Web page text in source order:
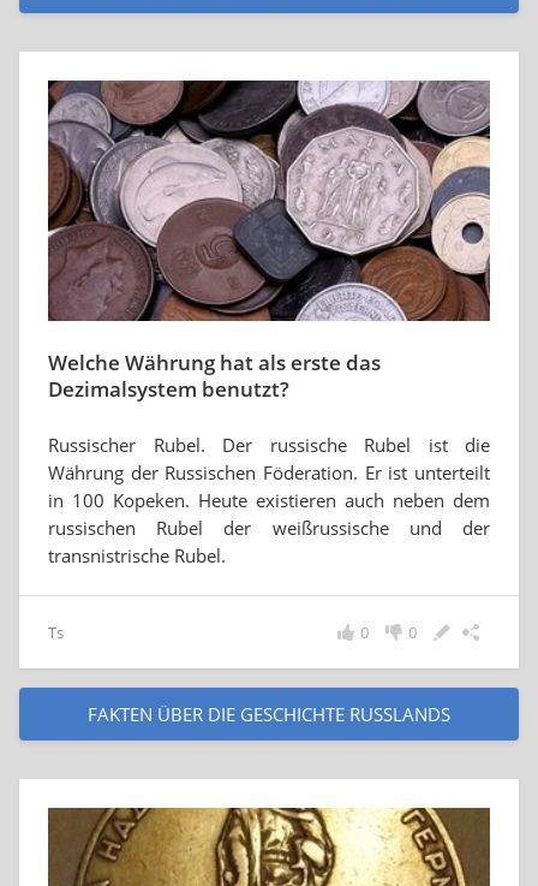
Welche Währung hat als erste das
Dezimalsystem benutzt?
Russischer Rubel. Der russische Rubel ist die
Währung der Russischen Föderation. Er ist unterteilt
in 100 Kopeken. Heute existieren auch neben dem
russischen Rubel der weißrussische und der
transnistrische Rubel.
Ts 0
0
FAKTEN ÜBER DIE GESCHICHTE RUSSLANDS